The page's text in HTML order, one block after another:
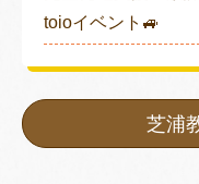
toioイベント🚙
芝浦